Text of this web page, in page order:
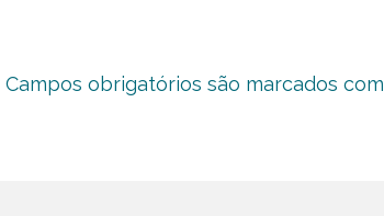
Campos obrigatórios são marcados com